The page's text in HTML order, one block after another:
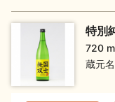
特
720
蔵元名